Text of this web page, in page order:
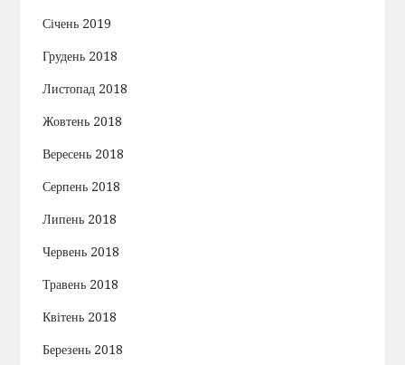
Січень 2019
Грудень 2018
Листопад 2018
Жовтень 2018
Вересень 2018
Серпень 2018
Липень 2018
Червень 2018
Травень 2018
Квітень 2018
Березень 2018